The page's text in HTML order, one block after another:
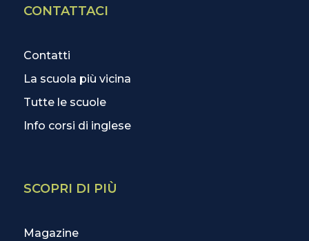
CONTATTACI
Contatti
La scuola più vicina
Tutte le scuole
Info corsi di inglese
SCOPRI DI PIÙ
Magazine